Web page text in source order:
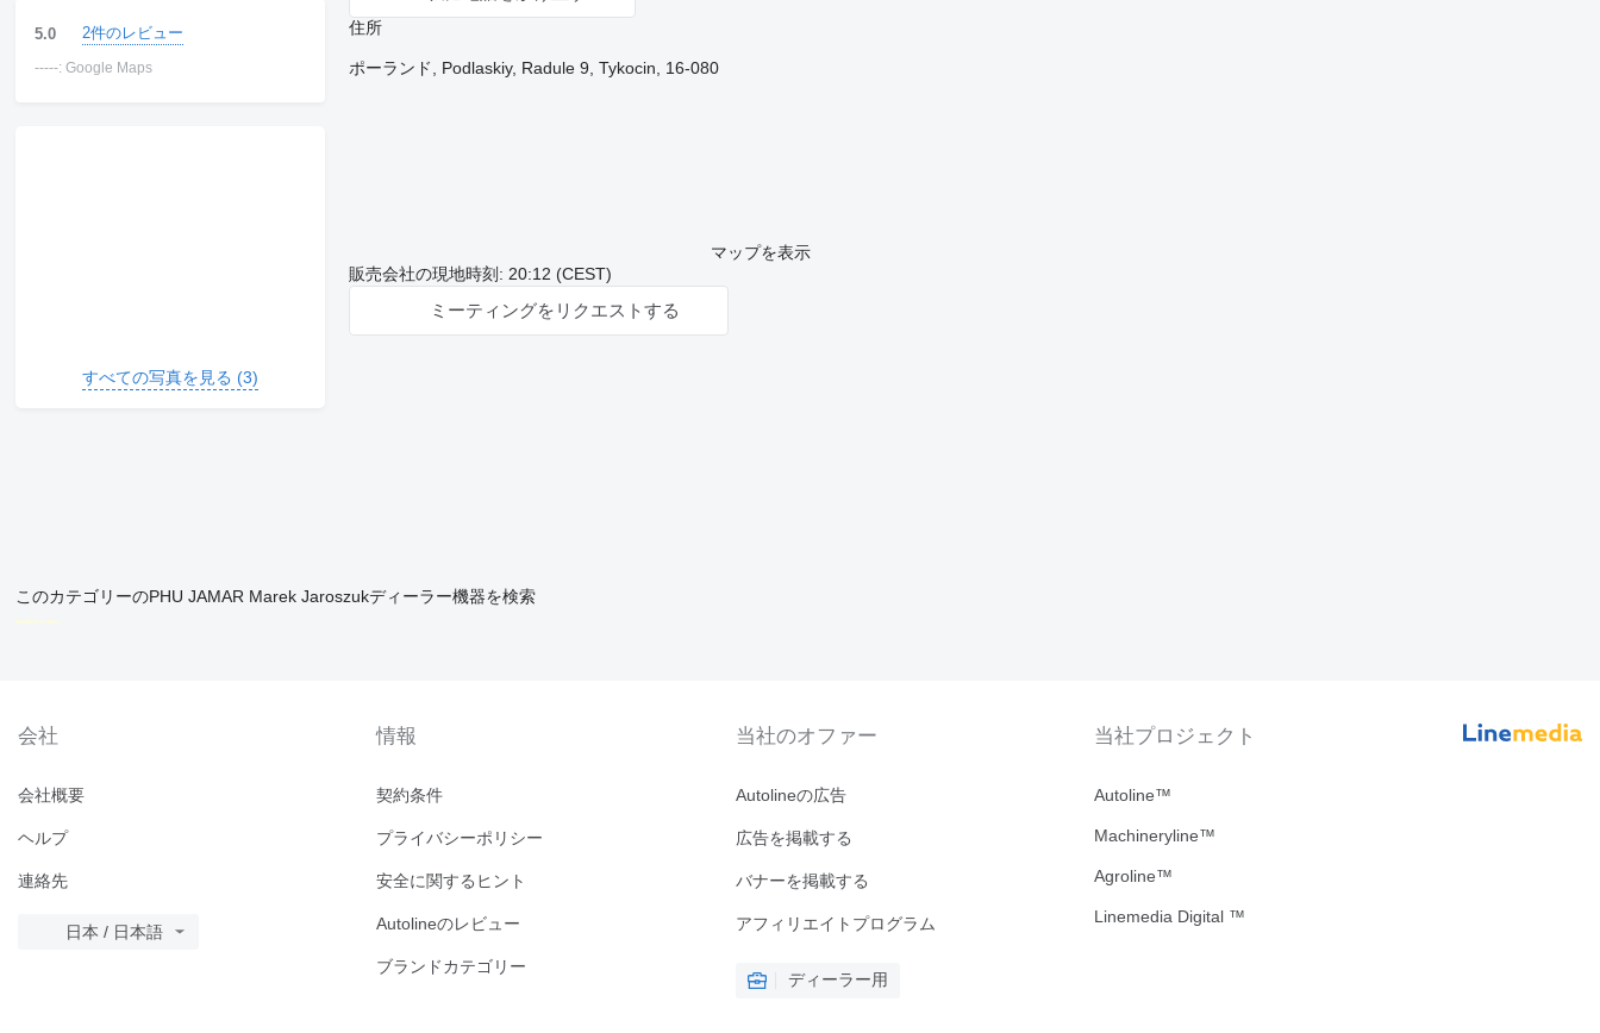
5.0 2件のレビュー
-----: Google Maps
すべての写真を見る (3)
住所
ポーランド, Podlaskiy, Radule 9, Tykocin, 16-080
マップを表示
販売会社の現地時刻: 20:12 (CEST)
ミーティングをリクエストする
このカテゴリーのPHU JAMAR Marek Jaroszukディーラー機器を検索
会社
会社概要
ヘルプ
連絡先
日本 / 日本語
情報
契約条件
プライバシーポリシー
安全に関するヒント
Autolineのレビュー
ブランドカテゴリー
当社のオファー
Autolineの広告
広告を掲載する
バナーを掲載する
アフィリエイトプログラム
ディーラー用
当社プロジェクト
Autoline™
Machineryline™
Agroline™
Linemedia Digital ™